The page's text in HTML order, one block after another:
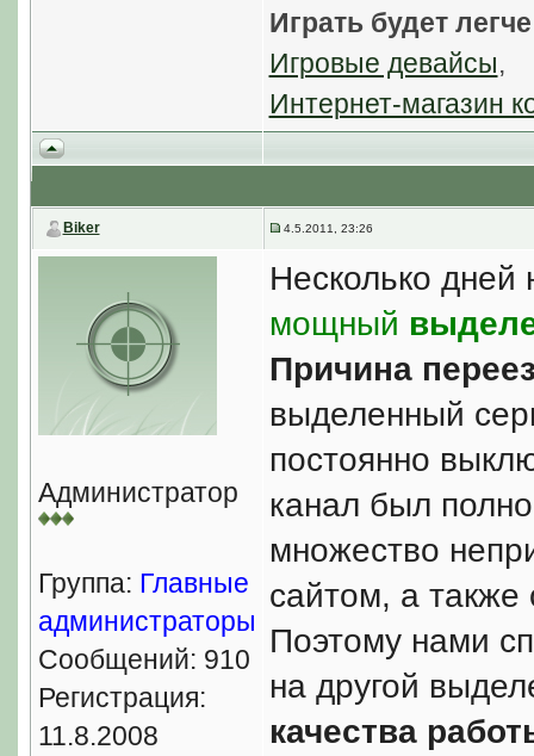
Играть будет
Игровые девайсы,
Интернет-магазин
Biker 4.5.2011, 23:26
Администратор
Группа: Главные
администраторы
Сообщений: 910
Регистрация:
11.8.2008
Несколько дней
мощный
Причина
выделенный
постоянно
канал был
множество
сайтом, а также
Поэтому нами
на другой
качества